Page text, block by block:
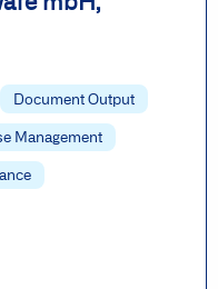
Document Output
Management